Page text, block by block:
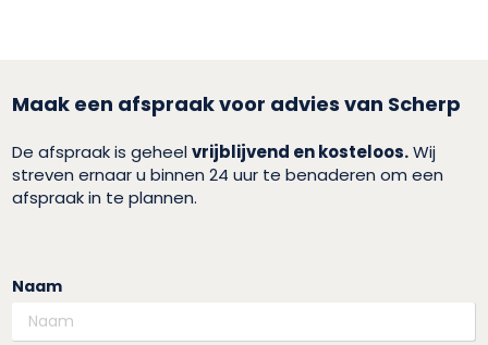
Maak een afspraak voor advies van Scherp
De afspraak is geheelvrijblijvend en kosteloos.Wij
streven ernaar u binnen 24 uur te benaderen om een
afspraak in te plannen.
Naam